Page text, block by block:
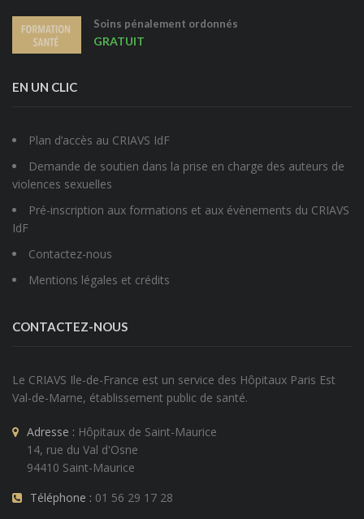
Soins pénalement ordonnés
GRATUIT
EN UN CLIC
Plan d’accès au CRIAVS IdF
Demande de soutien dans la prise en charge des auteurs de
violences sexuelles
Pré-inscription aux formations et aux évènements du CRIAVS
IdF
Contactez-nous
Mentions légales et crédits
CONTACTEZ-NOUS
Le CRIAVS Ile-de-France est un service des Hôpitaux Paris Est
Val-de-Marne, établissement public de santé.
Adresse : Hôpitaux de Saint-Maurice
14, rue du Val d'Osne
94410 Saint-Maurice
Téléphone : 01 56 29 17 28